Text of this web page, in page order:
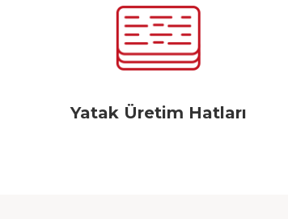
Yatak Üretim Hatları